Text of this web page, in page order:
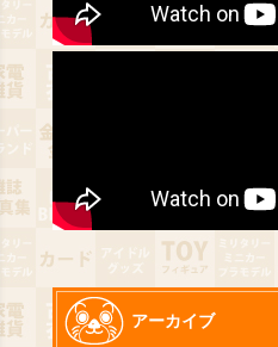
アーカイブ